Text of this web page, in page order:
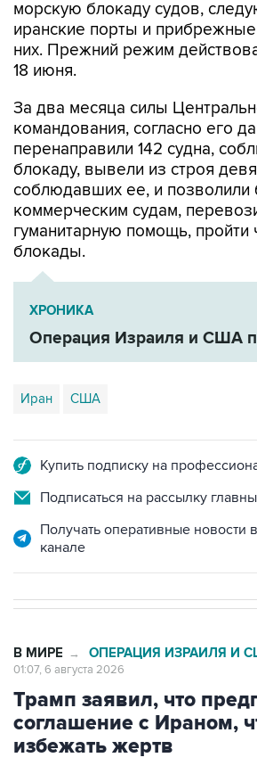
морскую блокаду судов,
иранские порты и
них. Прежний режим
18 июня.
За два месяца силы
командования, согласно его
перенаправили 142 судна,
блокаду, вывели из строя
соблюдавших ее, и
коммерческим судам,
гуманитарную помощь, пройти
блокады.
ХРОНИКА
Операция Израиля и США
Иран США
Купить подписку на
Подписаться на рассылку
Получать оперативные новости
канале
В МИРЕ → ОПЕРАЦИЯ ИЗРАИЛЯ И
01:07, 6 августа 2026
Трамп заявил, что
соглашение с Ираном,
избежать жертв